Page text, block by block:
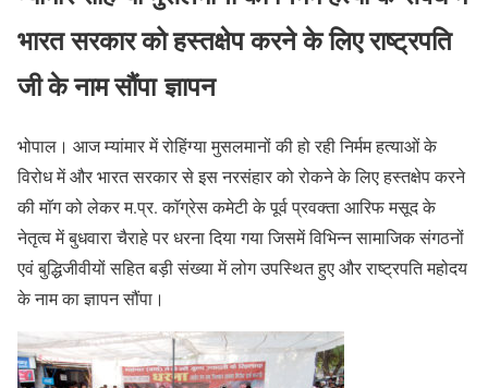
भारत सरकार को हस्तक्षेप करने के लिए राष्ट्रपति
जी के नाम सौंपा ज्ञापन
भोपाल। आज म्यांमार में रोहिंग्या मुसलमानों की हो रही निर्मम हत्याओं के
विरोध में और भारत सरकार से इस नरसंहार को रोकने के लिए हस्तक्षेप करने
की माॅग को लेकर म.प्र. काॅग्रेस कमेटी के पूर्व प्रवक्ता आरिफ मसूद के
नेतृत्व में बुधवारा चैराहे पर धरना दिया गया जिसमें विभिन्न सामाजिक संगठनों
एवं बुद्धिजीवीयों सहित बड़ी संख्या में लोग उपस्थित हुए और राष्ट्रपति महोदय
के नाम का ज्ञापन सौंपा।